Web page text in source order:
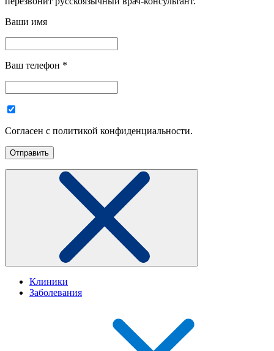
Ваши имя
Ваш телефон *
Согласен с политикой конфиденциальности.
Клиники
Заболевания